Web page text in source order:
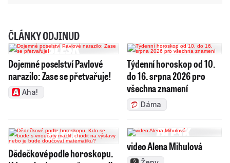
ČLÁNKY ODJINUD
Dojemné poselství Pavlové
narazilo: Zase se přetvařuje!
Aha!
Týdenní horoskop od 10.
do 16. srpna 2026 pro
všechna znamení
Dáma
Dědečkové podle horoskopu.
video Alena Mihulová